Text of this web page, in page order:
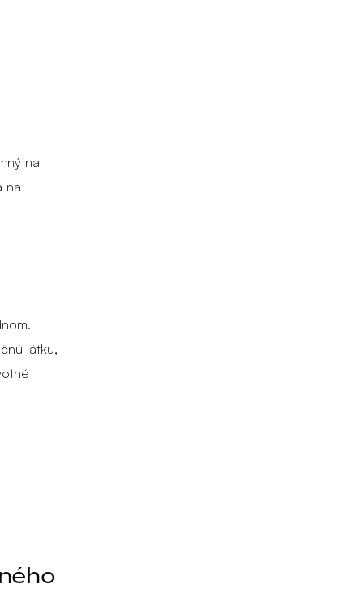
na
na
látku,